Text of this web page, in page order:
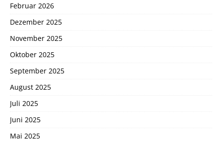
Februar 2026
Dezember 2025
November 2025
Oktober 2025
September 2025
August 2025
Juli 2025
Juni 2025
Mai 2025